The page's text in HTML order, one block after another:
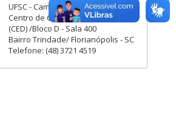
UFSC - Campus Universitário -
Centro de Ciências da Educação
(CED) /Bloco D - Sala 400
Bairro Trindade/ Florianópolis - SC
Telefone: (48) 3721 4519